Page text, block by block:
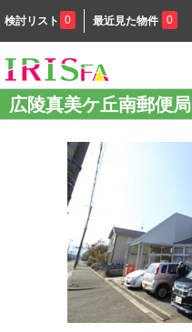
検討リスト 0 最近見た物件 0
広陵真美ケ丘南郵便局